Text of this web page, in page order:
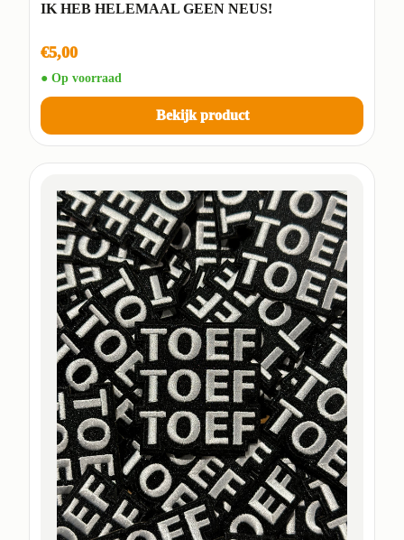
IK HEB HELEMAAL GEEN NEUS!
€5,00
● Op voorraad
Bekijk product